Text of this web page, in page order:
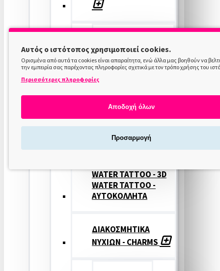
COLOR
ΝΥΧΙΩΝ
ΣΦΡΑΓΙΔΕΣ
ΝΥΧΙΩΝ
WATER TATTOO - 3D
WATER TATTOO -
ΑΥΤΟΚΟΛΛΗΤΑ
ΔΙΑΚΟΣΜΗΤΙΚΑ
ΝΥΧΙΩΝ - CHARMS
Αυτός ο ιστότοπος χρησιμοποιεί cookies.
Ορισμένα από αυτά τα cookies είναι απαραίτητα, ενώ άλλα μας βοηθούν να
την εμπειρία σας παρέχοντας πληροφορίες σχετικά με τον τρόπο χρήσης του
Περισσότερες πληροφορίες
Αποδοχή όλων
Προσαρμογή